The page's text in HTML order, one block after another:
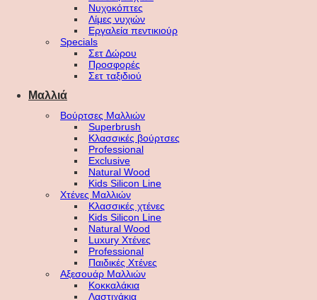
Νυχοκόπτες
Λίμες νυχιών
Εργαλεία πεντικιούρ
Specials
Σετ Δώρου
Προσφορές
Σετ ταξιδιού
Μαλλιά
Βούρτσες Μαλλιών
Superbrush
Κλασσικές βούρτσες
Professional
Exclusive
Natural Wood
Kids Silicon Line
Χτένες Μαλλιών
Κλασσικές χτένες
Kids Silicon Line
Natural Wood
Luxury Χτένες
Professional
Παιδικές Χτένες
Αξεσουάρ Μαλλιών
Κοκκαλάκια
Λαστιχάκια